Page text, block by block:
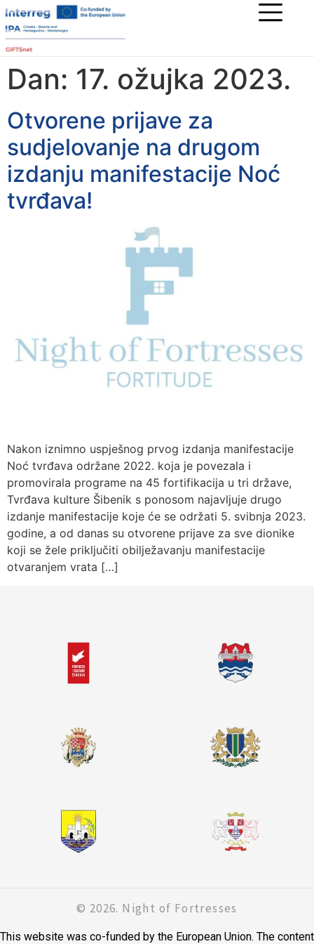
Dan: 17. ožujka 2023.
Otvorene prijave za
sudjelovanje na drugom
izdanju manifestacije Noć
tvrđava!
Nakon iznimno uspješnog prvog izdanja manifestacije
Noć tvrđava održane 2022. koja je povezala i
promovirala programe na 45 fortifikacija u tri države,
Tvrđava kulture Šibenik s ponosom najavljuje drugo
izdanje manifestacije koje će se održati 5. svibnja 2023.
godine, a od danas su otvorene prijave za sve dionike
koji se žele priključiti obilježavanju manifestacije
otvaranjem vrata […]
© 2026. Night of Fortresses
This website was co-funded by the European Union. The content